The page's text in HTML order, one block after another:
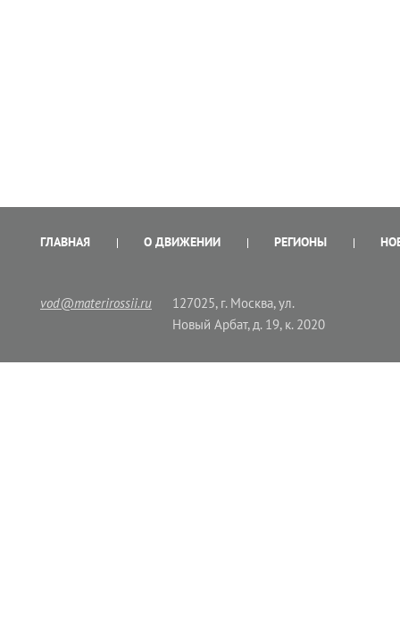
ГЛАВНАЯ О ДВИЖЕНИИ РЕГИОНЫ
vod@materirossii.ru
127025, г. Москва, ул.
Новый Арбат, д. 19, к. 2020